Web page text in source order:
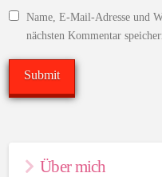
Name, E-Mail-Adresse und
nächsten Kommentar
Über mich